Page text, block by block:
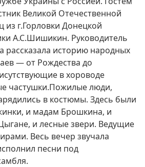
Великой Отечественной
из г.Горловки Донецкой
А.С.Шишикин. Руководитель
рассказала историю народных
— от Рождества до
в хороводе
частушки.Пожилые люди,
в костюмы. Здесь были
и мадам Брошкина, и
и лесные звери. Ведущие
Весь вечер звучала
песни под